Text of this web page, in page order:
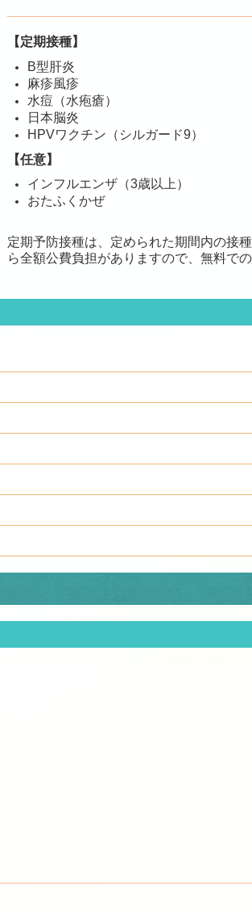
【定期接種】
B型肝炎
麻疹風疹
水痘（水疱瘡）
日本脳炎
HPVワクチン（シルガード9）
【任意】
インフルエンザ（3歳以上）
おたふくかぜ
定期予防接種は、定められた期間内の接
ら全額公費負担がありますので、無料で